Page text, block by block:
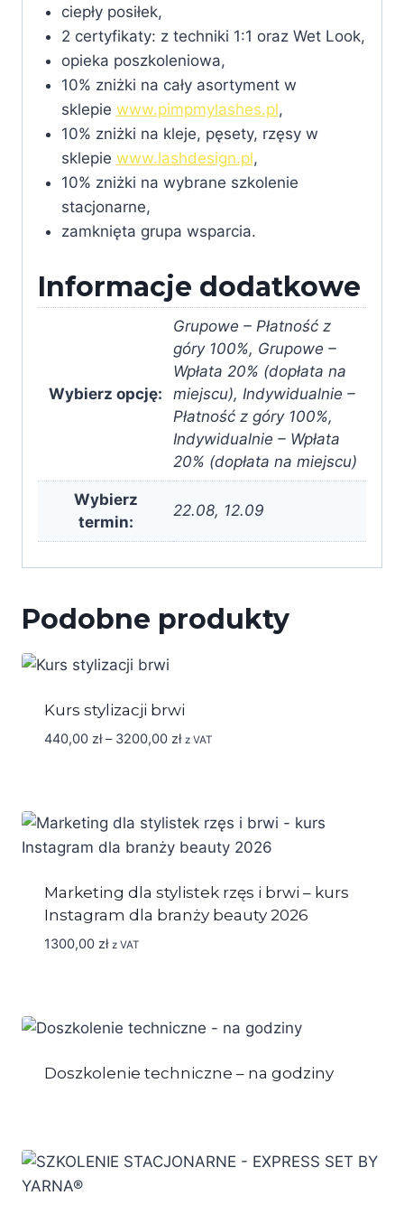
ciepły posiłek,
2 certyfikaty: z techniki 1:1 oraz Wet Look,
opieka poszkoleniowa,
10% zniżki na cały asortyment w
sklepie www.pimpmylashes.pl,
10% zniżki na kleje, pęsety, rzęsy w
sklepie www.lashdesign.pl,
10% zniżki na wybrane szkolenie
stacjonarne,
zamknięta grupa wsparcia.
Informacje dodatkowe
Wybierz opcję:
Grupowe – Płatność z
góry 100%, Grupowe –
Wpłata 20% (dopłata na
miejscu), Indywidualnie –
Płatność z góry 100%,
Indywidualnie – Wpłata
20% (dopłata na miejscu)
Wybierz
termin:
22.08, 12.09
Podobne produkty
Kurs stylizacji brwi
440,00 zł – 3200,00 złZakres
do
3200,00 zł
z VAT
Marketing dla stylistek rzęs i brwi – kurs
Instagram dla branży beauty 2026
1300,00 zł z VAT
Doszkolenie techniczne – na godziny